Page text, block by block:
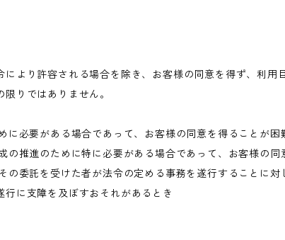
より許容される場合を除き、お客様の同意を得ず、利用
りではありません。
に必要がある場合であって、お客様の同意を得ることが困
の推進のために特に必要がある場合であって、お客様の
の委託を受けた者が法令の定める事務を遂行することに対
に支障を及ぼすおそれがあるとき